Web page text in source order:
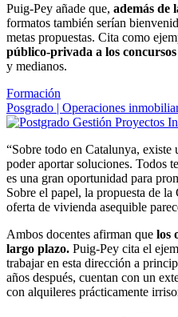
Puig-Pey añade que, además de
formatos también serían
metas propuestas. Cita como
público-privada a los concursos
y medianos.
Formación
Posgrado | Operaciones
“Sobre todo en Catalunya, existe
poder aportar soluciones. Todos
es una gran oportunidad para
Sobre el papel, la propuesta de
oferta de vivienda asequible
Ambos docentes afirman que los
largo plazo. Puig-Pey cita el
trabajar en esta dirección a
años después, cuentan con un
con alquileres prácticamente